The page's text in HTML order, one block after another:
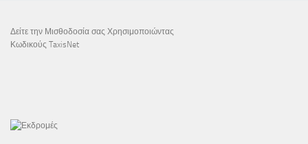
Δείτε την Μισθοδοσία σας Χρησιμοποιώντας
Κωδικούς TaxisNet